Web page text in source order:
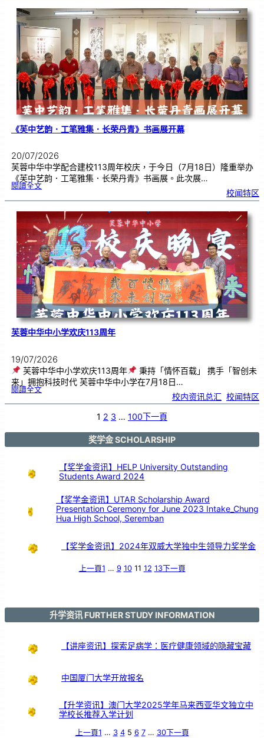
学
院
到
访
中
分
享
青
年
领
袖
素
质
讲
座
《芙中艺韵．工笔雅集．长荣丹青》书画展开幕
20/07/2026
芙蓉中华中学配合建校113周年校庆，于今日（7月18日）隆重举办
《芙中艺韵．工笔雅集．长荣丹青》书画展。此次展…
閱讀全文:《
艺
．
工
笔
雅
集
．
长
荣
丹
青
》
书
画
展
开
幕
校闻特区
芙蓉中华中小学欢庆113周年
19/07/2026
芙蓉中华中小学欢庆113周年
秉持「情怀百载」 携手「智创未
来」拥抱科技时代 芙蓉中华中小学在7月18日…
閱讀全文:芙
华
1
年
校内资讯总汇 校闻特区
1 2 3 … 100下一頁
奖学金 SCHOLARSHIP
【奖学金资讯】HELP University Outstanding
Students Award 2024
【奖学金资讯】UTAR Scholarship Award
Presentation Ceremony for June 2023 Intake_Chung
Hua High School, Seremban
【奖学金资讯】2024年双威大学独中生领导力奖学金
上一頁1 … 9 10 11 12 13下一頁
升学资讯 FURTHER STUDY INFORMATION
【讲座资讯】探索足病学：医疗健康领域的隐藏宝藏
中国厦门大学开放报名
【升学资讯】澳门大学2025学年马来西亚华文独立中
学校长推荐入学计划
上一頁1 … 3 4 5 6 7 … 30下一頁